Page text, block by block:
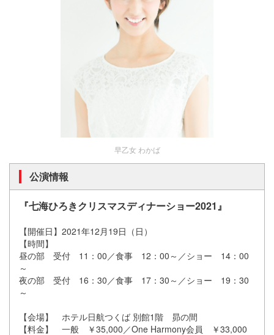
早乙女 わかば
公演情報
『七海ひろきクリスマスディナーショー2021』
【開催日】2021年12月 19日（日）
【時間】
昼の部 受付 11：00／食事 12：00～／ショー 14：00
～
夜の部 受付 16：30／食事 17：30～／ショー 19：30
～
【会場】 ホテル日航つくば 別館1階 昴の間
【料金】 一般 ￥35,000／One Harmony会員 ￥33,000